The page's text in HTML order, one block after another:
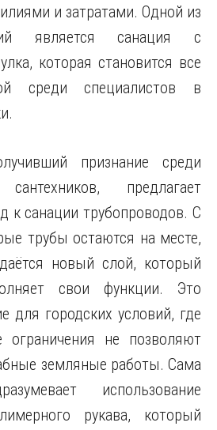
и затратами. Одной из
является санация с
которая становится все
среди специалистов в
признание среди
предлагает
к санации трубопроводов. С
трубы остаются на месте,
новый слой, который
свои функции. Это
для городских условий, где
ограничения не позволяют
земляные работы. Сама
использование
рукава, который